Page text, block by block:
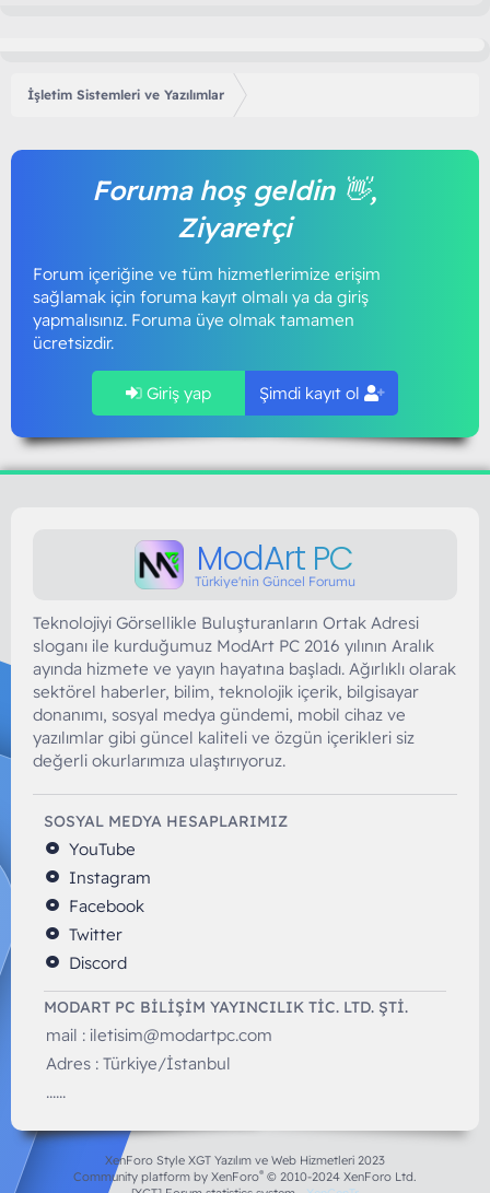
İşletim Sistemleri ve Yazılımlar
Foruma hoş geldin 👋,
Ziyaretçi
Forum içeriğine ve tüm hizmetlerimize erişim
sağlamak için foruma kayıt olmalı ya da giriş
yapmalısınız. Foruma üye olmak tamamen
ücretsizdir.
Giriş yap Şimdi kayıt ol
ModArt PC
Türkiye'nin Güncel Forumu
Teknolojiyi Görsellikle Buluşturanların Ortak Adresi
sloganı ile kurduğumuz ModArt PC 2016 yılının Aralık
ayında hizmete ve yayın hayatına başladı. Ağırlıklı olarak
sektörel haberler, bilim, teknolojik içerik, bilgisayar
donanımı, sosyal medya gündemi, mobil cihaz ve
yazılımlar gibi güncel kaliteli ve özgün içerikleri siz
değerli okurlarımıza ulaştırıyoruz.
SOSYAL MEDYA HESAPLARIMIZ
YouTube
Instagram
Facebook
Twitter
Discord
MODART PC BILIŞIM YAYINCILIK TİC. LTD. ŞTİ.
mail : iletisim@modartpc.com
Adres : Türkiye/İstanbul
......
XenForo Style XGT Yazılım ve Web Hizmetleri 2023
Community platform by XenForo® © 2010-2024 XenForo Ltd.